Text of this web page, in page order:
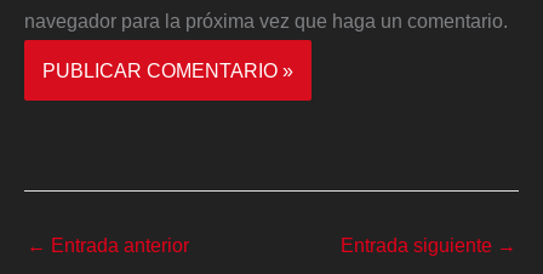
navegador para la próxima vez que haga un comentario.
← Entrada anterior Entrada siguiente →